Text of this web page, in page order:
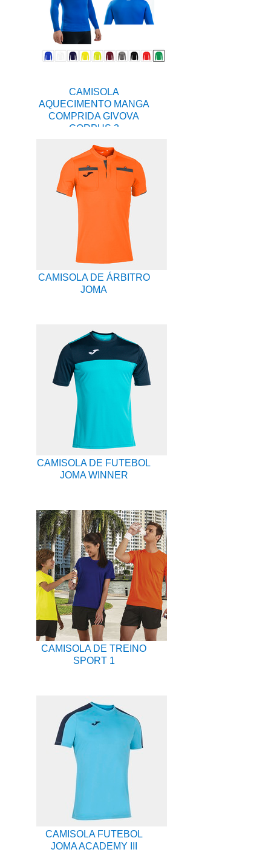
CAMISOLA
AQUECIMENTO MANGA
COMPRIDA GIVOVA
CORPUS 3
CAMISOLA DE ÁRBITRO
JOMA
CAMISOLA DE FUTEBOL
JOMA WINNER
CAMISOLA DE TREINO
SPORT 1
CAMISOLA FUTEBOL
JOMA ACADEMY III